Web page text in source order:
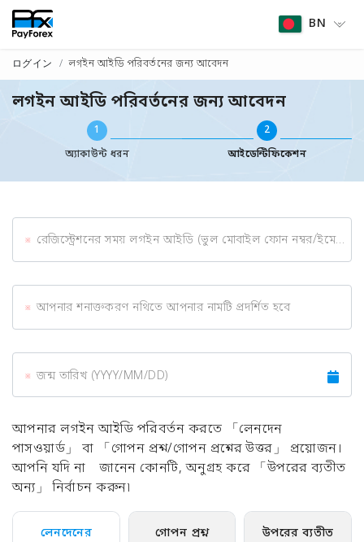
BN
ログイン লগইন আইডি পরিবর্তনের জন্য আবেদন
লগইন আইডি পরিবর্তনের জন্য আবেদন
1
অ্যাকাউন্ট ধরন
2
আইডেন্টিফিকেশন
রেজিস্ট্রেশনের সময় লগইন আইডি (ভুল মোবাইল ফোন নম্বর/ইমেল ঠিকানা)
আপনার শনাক্তকরণ নথিতে আপনার নামটি প্রদর্শিত হবে
জন্ম তারিখ (YYYY/MM/DD)
আপনার লগইন আইডি পরিবর্তন করতে 「লেনদেন
পাসওয়ার্ড」 বা 「গোপন প্রশ্ন/গোপন প্রশ্নের উত্তর」 প্রয়োজন।
আপনি যদি না জানেন কোনটি, অনুগ্রহ করে 「উপরের ব্যতীত
অন্য」 নির্বাচন করুন৷
লেনদেনের
গোপন প্রশ্ন উপরের ব্যতীত